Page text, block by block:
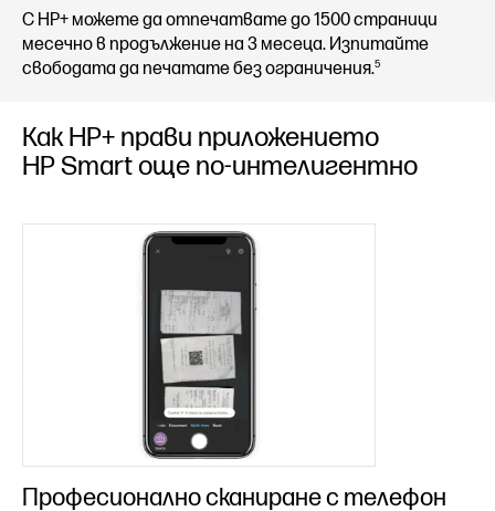
С HP+ можете да отпечатвате до 1500 страници
месечно в продължение на 3 месеца. Изпитайте
свободата да печатате без ограничения.​5
Как HP+ прави приложението
HP Smart още по-интелигентно
Професионално сканиране с телефон